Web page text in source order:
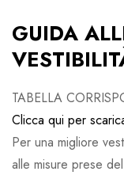
GUIDA
TABELLA
Clicca qui per
Per una migliore
alle misure prese